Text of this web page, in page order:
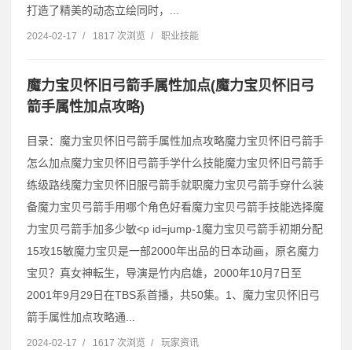
打造了精美的动态立绘同时，...
2024-02-17 / 1817 次浏览 / 职业技能
魔力宝贝怀旧弓箭手属性加点(魔力宝贝怀旧弓
箭手属性加点攻略)
目录：魔力宝贝怀旧弓箭手属性加点攻略魔力宝贝怀旧弓箭手
怎么加点魔力宝贝怀旧弓箭手学什么技能魔力宝贝怀旧弓箭手
练级路线魔力宝贝怀旧服弓箭手就职魔力宝贝弓箭手穿什么装
备魔力宝贝弓箭手用哪个角色好看魔力宝贝弓箭手技能选择魔
力宝贝弓箭手加多少敏˂p id=jump-1魔力宝贝弓箭手初期分配
15攻15敏魔力宝贝是一部2000年出品的日本动画，原名魔力
宝贝？真女神転生，导演是竹内启雄，2000年10月7日至
2001年9月29日在TBS系首播，共50集。1、魔力宝贝怀旧弓
箭手属性加点攻略通...
2024-02-17 / 1617 次浏览 / 玩家资讯